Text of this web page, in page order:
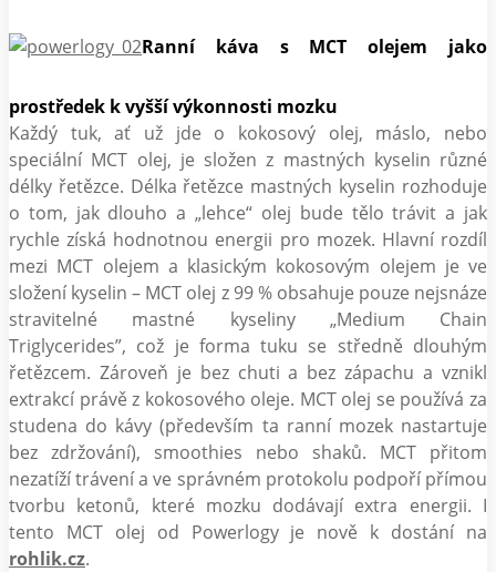
Ranní káva s MCT olejem jako
prostředek k vyšší výkonnosti mozku
Každý tuk, ať už jde o kokosový olej, máslo, nebo
speciální MCT olej, je složen z mastných kyselin různé
délky řetězce. Délka řetězce mastných kyselin rozhoduje
o tom, jak dlouho a „lehce“ olej bude tělo trávit a jak
rychle získá hodnotnou energii pro mozek. Hlavní rozdíl
mezi MCT olejem a klasickým kokosovým olejem je ve
složení kyselin – MCT olej z 99 % obsahuje pouze nejsnáze
stravitelné mastné kyseliny „Medium Chain
Triglycerides”, což je forma tuku se středně dlouhým
řetězcem. Zároveň je bez chuti a bez zápachu a vznikl
extrakcí právě z kokosového oleje. MCT olej se používá za
studena do kávy (především ta ranní mozek nastartuje
bez zdržování), smoothies nebo shaků. MCT přitom
nezatíží trávení a ve správném protokolu podpoří přímou
tvorbu ketonů, které mozku dodávají extra energii. I
tento MCT olej od Powerlogy je nově k dostání na
rohlik.cz.